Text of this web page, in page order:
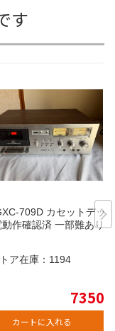
す
709D カセットデッ
動作確認済 一部難あり
ア在庫： 1194
7350
カートに入れる